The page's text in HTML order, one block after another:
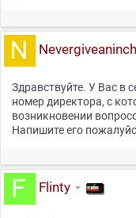
Nevergiveaninch
Здравствуйте. У Вас в
номер директора, с
возникновении
Напишите его
Flinty